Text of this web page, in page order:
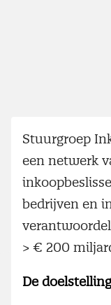
Stuurgroep
een netwerk
bedrijven en
> € 200
De